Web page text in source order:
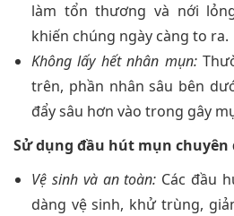
làm tổn thương và nới
khiến chúng ngày càng to ra.
Không lấy hết nhân mụn:
trên, phần nhân sâu bên
đẩy sâu hơn vào trong gây
Sử dụng đầu hút mụn chuyên
Vệ sinh và an toàn: Các đầu
dàng vệ sinh, khử trùng,